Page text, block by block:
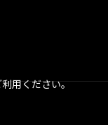
用ください。